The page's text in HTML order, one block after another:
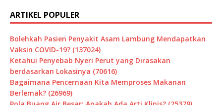
ARTIKEL POPULER
Bolehkah Pasien Penyakit Asam Lambung Mendapatkan
Vaksin COVID-19? (137024)
Ketahui Penyebab Nyeri Perut yang Dirasakan
berdasarkan Lokasinya (70616)
Bagaimana Pencernaan Kita Memproses Makanan
Berlemak? (26969)